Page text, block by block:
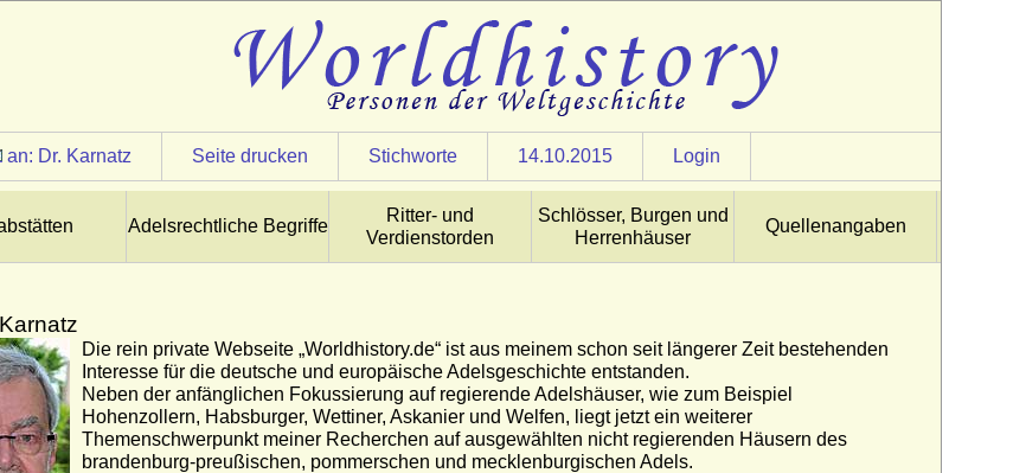
an: Dr. Karnatz Seite drucken Stichworte 14.10.2015 Login
Adelsrechtliche Begriffe
Ritter- und
Verdienstorden
Schlösser, Burgen und
Herrenhäuser
Quellenangaben
Die rein private Webseite „Worldhistory.de“ ist aus meinem schon seit längerer Zeit bestehenden
Interesse für die deutsche und europäische Adelsgeschichte entstanden.
Neben der anfänglichen Fokussierung auf regierende Adelshäuser, wie zum Beispiel
Hohenzollern, Habsburger, Wettiner, Askanier und Welfen, liegt jetzt ein weiterer
Themenschwerpunkt meiner Recherchen auf ausgewählten nicht regierenden Häusern des
brandenburg-preußischen, pommerschen und mecklenburgischen Adels.